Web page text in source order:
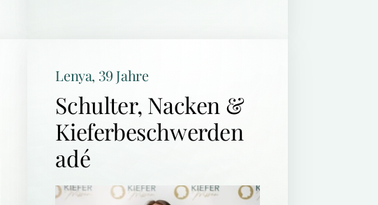
Lenya, 39 Jahre
Schulter, Nacken &
Kieferbeschwerden
adé